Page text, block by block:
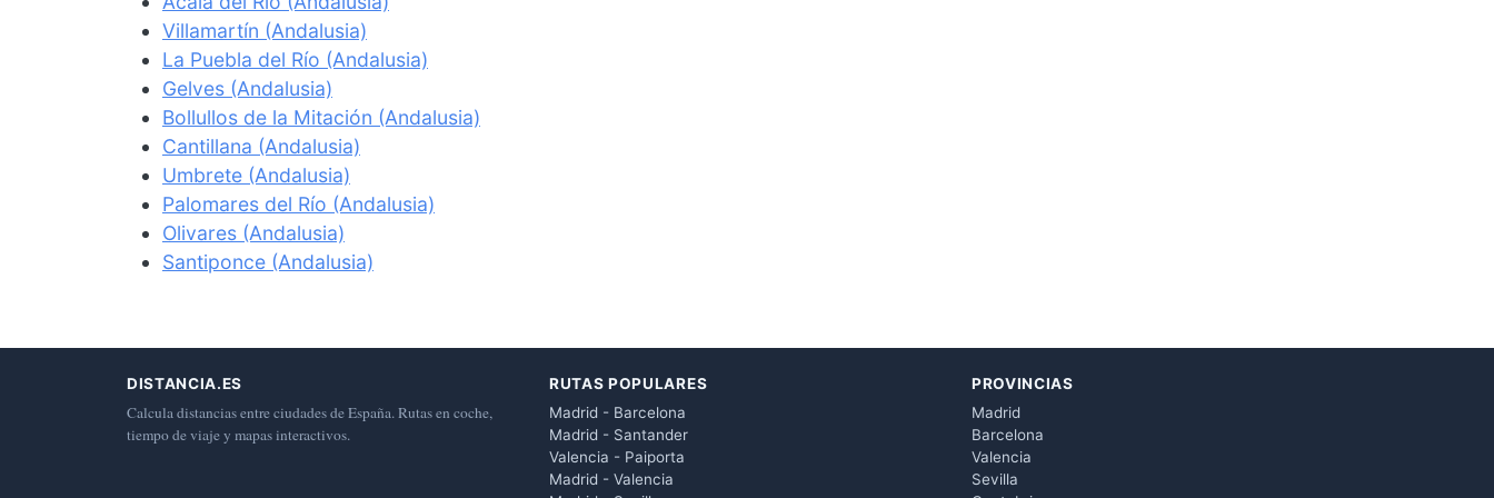
Villamartín (Andalusia)
La Puebla del Río (Andalusia)
Gelves (Andalusia)
Bollullos de la Mitación (Andalusia)
Cantillana (Andalusia)
Umbrete (Andalusia)
Palomares del Río (Andalusia)
Olivares (Andalusia)
Santiponce (Andalusia)
DISTANCIA.ES
Calcula distancias entre ciudades de España. Rutas en coche,
tiempo de viaje y mapas interactivos.
RUTAS POPULARES
Madrid - Barcelona
Madrid - Santander
Valencia - Paiporta
Madrid - Valencia
PROVINCIAS
Madrid
Barcelona
Valencia
Sevilla